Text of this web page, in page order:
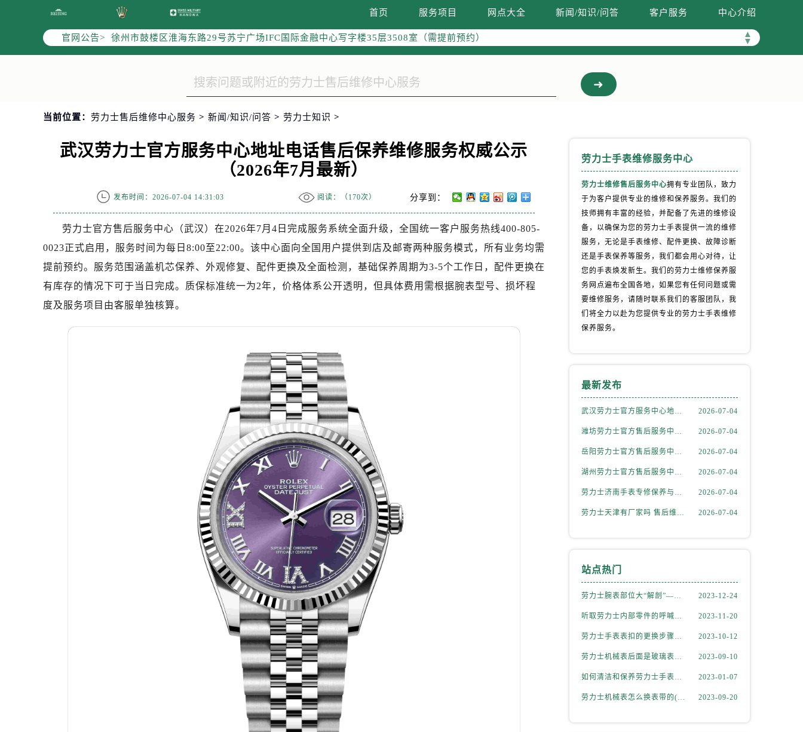
首页 服务项目 网点大全 新闻/知识/问答 客户服务 中心介绍
官网公告> ▲
▼
南京市秦淮区中山南路1号（新街口）南京中心写字楼22层C1-1室（需提前预约）
常州市新北区龙锦路1590号现代传媒中心写字楼5号楼10层1008室（需提前预约）
徐州市鼓楼区淮海东路29号苏宁广场IFC国际金融中心写字楼35层3508室（需提前预约）
扬州市邗江区国展路29号星耀天地写字楼1号楼18层1803室（需提前预约）
泰州市海陵区永定东路399号置地商务中心东塔写字楼（华润万象城）17层1706室（需提前预约）
杭州市上城区钱江路1366号华润大厦写字楼A座5层503-5室（需提前预约）
绍兴市越城区胜利东路379号世茂天际中心写字楼8层805室（需提前预约）
嘉兴市南湖区广益路705号嘉兴世界贸易中心写字楼A座13层1304室（需提前预约）
济南市历下区经十路11111号华润中心写字楼（万象城）15层1508室（需提前预约）
广州市天河区天河路230号万菱汇国际中心写字楼A塔7层704室（需提前预约）
深圳市罗湖区深南东路5001号华润大厦写字楼17层1701室（需提前预约）
惠州市惠城区江北文昌一路7号华贸大厦写字楼1座30层05室（需提前预约）
厦门市思明区湖滨东路95号华润大厦写字楼B座11层1104室（需提前预约）
福州市鼓楼区五四路128-1号恒力城写字楼15层03室（需提前预约）
长沙市芙蓉区定王台街道建湘路393号世茂环球金融中心写字楼（芙蓉广场）10层13室（需提前预约）
郑州市二七区铭功路10号华润大厦写字楼29层2905室（需提前预约）
太原市迎泽区解放路15号亨得利名表服务中心（品牌授权店）3层整层（需提前预约）
沈阳市沈河区中街路137号亨得利名表服务中心（品牌授权店）1层整层（需提前预约）
沈阳市沈河区中街路83号亨得利名表服务中心（品牌授权店）1层整层（需提前预约）
乌鲁木齐市天山区红山路26号时代广场（CCMALL）C座17层17-B（需提前预约）
温州市鹿城区锦绣路1067号置信广场10层1015室（需提前预约）
哈尔滨市道里区友谊西路600号富力中心T2座写字楼29层03室（需提前预约）
大连市中山区人民路15号国际金融大厦7层G室（需提前预约）
佛山市禅城区季华五路57号万科金融中心C座12层1205室（需提前预约）
东莞市东城街道鸿福东路1号民盈国贸中心T1写字楼9层907室（需提前预约）
无锡市梁溪区人民中路139号恒隆广场写字楼1座11层1104室（需提前预约）
南通市崇川区工农路57号圆融广场写字楼16层1603室（需提前预约）
苏州市苏州工业园区星港街199号苏州中心办公楼C座22层08室（需提前预约）
武汉市江汉区解放大道686号世界贸易大厦38层09室（需提前预约）
南宁市青秀区金湖路59号地王大厦12楼1224室（需提前预约）
合肥市蜀山区潜山路111号万象城华润大厦B座12楼03室（需提前预约）
泉州市丰泽区宝洲路729号浦西万达中心写字楼A座7楼709室（需提前预约）
青岛市南区山东路6号华润大厦B座22层04室（需提前预约）
烟台市芝罘区胜利路139号万达金融中心A座907室（需提前预约）
长春市朝阳区西安大路727号中银大厦A座(旺进大厦)18层09室（需提前预约）
贵阳市南明区都司高架桥路33号亨特国际金融中心14楼14D（需提前预约）
昆明市盘龙区北京路928号同德昆明广场写字楼10层06室（需提前预约）
当前位置： 劳力士售后维修中心服务 > 新闻/知识/问答 > 劳力士知识 >
武汉劳力士官方服务中心地址电话售后保养维修服务权威公示
（2026年7月最新）
发布时间：2026-07-04 14:31:03 阅读：（170次） 分享到：
劳力士官方售后服务中心（武汉）在2026年7月4日完成服务系统全面升级，全国统一客户服务热线400-805-
0023正式启用，服务时间为每日8:00至22:00。该中心面向全国用户提供到店及邮寄两种服务模式，所有业务均需
提前预约。服务范围涵盖机芯保养、外观修复、配件更换及全面检测，基础保养周期为3-5个工作日，配件更换在
有库存的情况下可于当日完成。质保标准统一为2年，价格体系公开透明，但具体费用需根据腕表型号、损坏程
度及服务项目由客服单独核算。
劳力士手表维修服务中心
劳力士维修售后服务中心拥有专业团队，致力
于为客户提供专业的维修和保养服务。我们的
技师拥有丰富的经验，并配备了先进的维修设
备，以确保为您的劳力士手表提供一流的维修
服务，无论是手表维修、配件更换、故障诊断
还是手表保养等服务，我们都会用心对待，让
您的手表焕发新生。我们的劳力士维修保养服
务网点遍布全国各地，如果您有任何问题或需
要维修服务，请随时联系我们的客服团队，我
们将全力以赴为您提供专业的劳力士手表维修
保养服务。
最新发布
武汉劳力士官方服务中心地址电话售后保养维修服务权威公示（2026年7月最新） 2026-07-04
潍坊劳力士官方售后服务中心｜完整地址与客服电话权威信息公示（2026年7月更新） 2026-07-04
岳阳劳力士官方售后服务中心｜最新电话和官方维修地址权威信息公示（2026年7月更新） 2026-07-04
湖州劳力士官方售后服务中心｜全新服务热线及门店地址权威信息公示（2026年7月更新） 2026-07-04
劳力士济南手表专修保养与精准维修服务权威公示（2026年7月最新） 2026-07-04
劳力士天津有厂家吗 售后维修保养服务网点指南权威公示（2026年7月最新） 2026-07-04
站点热门
劳力士腕表部位大“解剖”——劳力士大讲堂开课啦！ 2023-12-24
听取劳力士内部零件的呼喊，似有无尽的故事等待我们去探索 2023-11-20
劳力士手表表扣的更换步骤（如何更换手表的表扣） 2023-10-12
劳力士机械表后面是玻璃表盘(如何正确清洁和保养) 2023-09-10
如何清洁和保养劳力士手表的机芯 2023-01-07
劳力士机械表怎么换表带的(简单易学的步骤) 2023-09-20